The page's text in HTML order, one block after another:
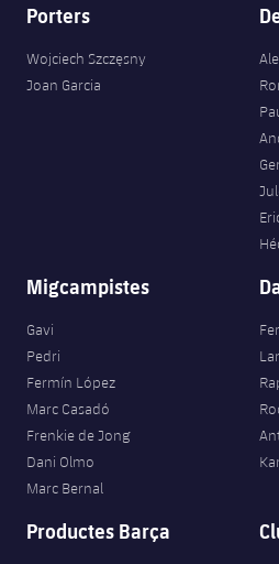
Porters
Wojciech Szczęsny
Joan Garcia
Migcampistes
Gavi
Pedri
Fermín López
Marc Casadó
Frenkie de Jong
Dani Olmo
Marc Bernal
Productes Barça